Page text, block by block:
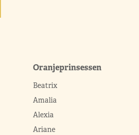
Oranjeprinsessen
Beatrix
Amalia
Alexia
Ariane